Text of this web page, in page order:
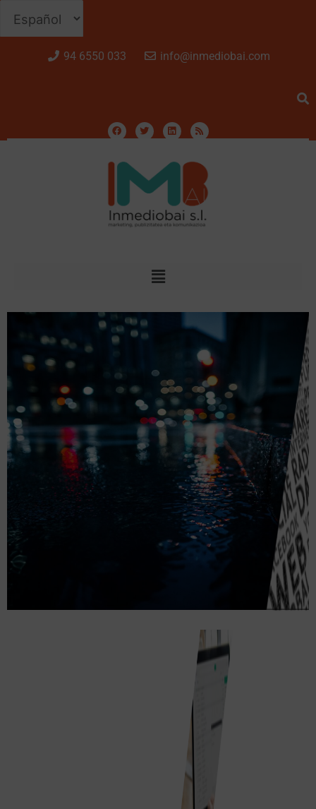
94 6550 033 info@inmediobai.com